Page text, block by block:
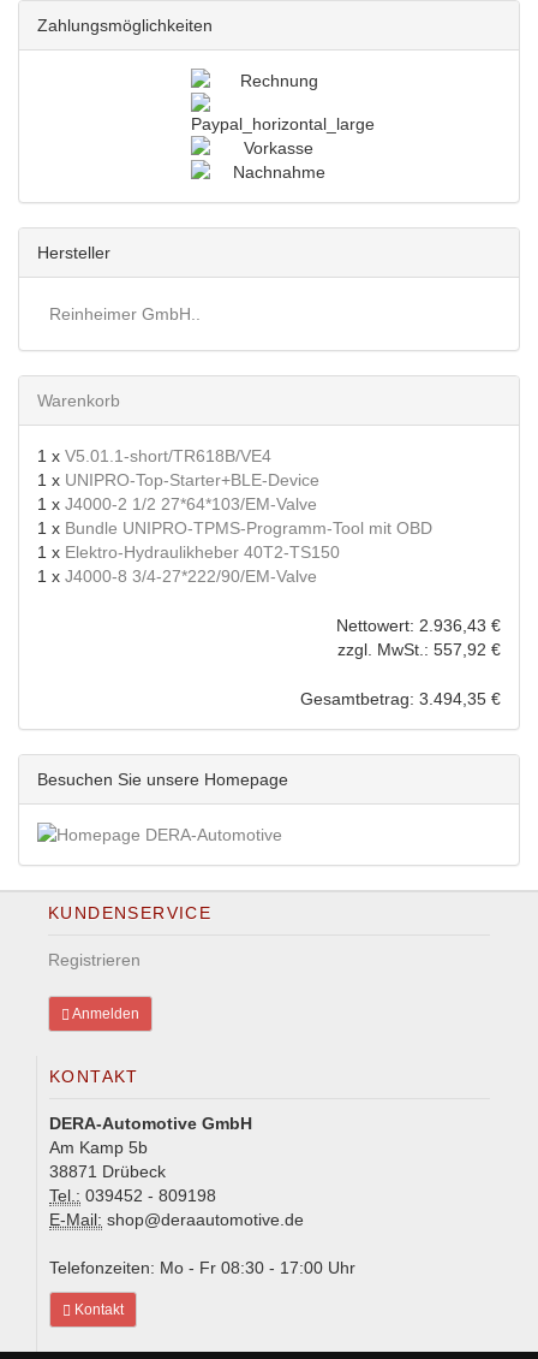
Zahlungsmöglichkeiten
Hersteller
Reinheimer GmbH..
Warenkorb
1 x V5.01.1-short/TR618B/VE4
1 x UNIPRO-Top-Starter+BLE-Device
1 x J4000-2 1/2 27*64*103/EM-Valve
1 x Bundle UNIPRO-TPMS-Programm-Tool mit OBD
1 x Elektro-Hydraulikheber 40T2-TS150
1 x J4000-8 3/4-27*222/90/EM-Valve
Nettowert: 2.936,43 €
zzgl. MwSt.: 557,92 €
Gesamtbetrag: 3.494,35 €
Besuchen Sie unsere Homepage
KUNDENSERVICE
Registrieren
Anmelden
KONTAKT
DERA-Automotive GmbH
Am Kamp 5b
38871 Drübeck
Tel.: 039452 - 809198
E-Mail: shop@deraautomotive.de
Telefonzeiten: Mo - Fr 08:30 - 17:00 Uhr
Kontakt